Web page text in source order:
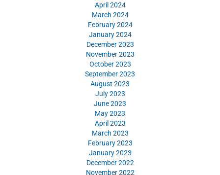
April 2024
March 2024
February 2024
January 2024
December 2023
November 2023
October 2023
September 2023
August 2023
July 2023
June 2023
May 2023
April 2023
March 2023
February 2023
January 2023
December 2022
November 2022